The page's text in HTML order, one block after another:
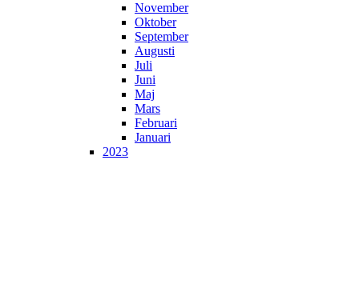
November
Oktober
September
Augusti
Juli
Juni
Maj
Mars
Februari
Januari
2023